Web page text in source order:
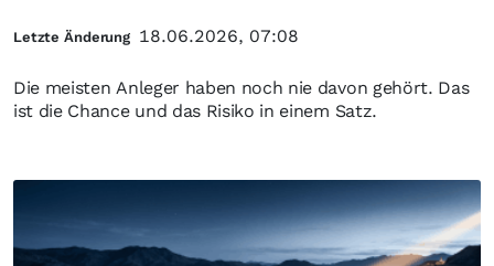
Die meisten Anleger haben noch nie davon gehört. Das
ist die Chance und das Risiko in einem Satz.
Letzte Änderung 18.06.2026, 07:08